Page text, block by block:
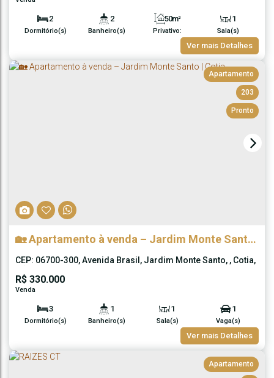
2
Dormitório(s)
2
Banheiro(s) Privativo:
50m² 1
Sala(s)
Útil:
50m²
Ver mais Detalhes
203
Apartamento
Pronto
🏡 Apartamento à venda – Jardim Monte Santo
| Cotia
R$ 330.000
CEP: 06700-300,Avenida Brasil , Jardim Monte Santo , Cotia,
3
Dormitório(s)
1
Banheiro(s)
1
Sala(s)
1
Vaga(s)
Ver mais Detalhes
Apartamento